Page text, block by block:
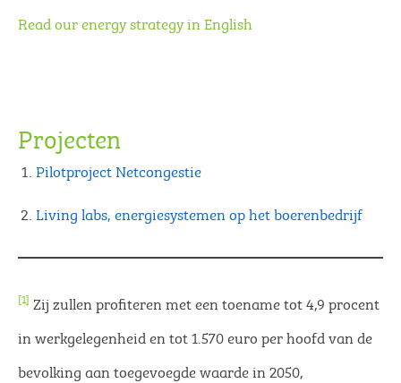
Read our energy strategy in English
Projecten
Pilotproject Netcongestie
Living labs, energiesystemen op het boerenbedrijf
[1] Zij zullen profiteren met een toename tot 4,9 procent
in werkgelegenheid en tot 1.570 euro per hoofd van de
bevolking aan toegevoegde waarde in 2050,